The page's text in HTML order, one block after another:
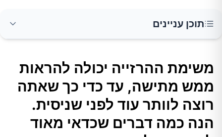
תוכן עניינים
כדי כך שאתה רוצה לוותר עוד לפני שניסית. הנה
כמה דברים שכדאי מאוד לזכור כדי להשאר עם
מוטיבציה בתהליך ההרזיה המשמעותי שלך.
זכרו, זה לוקח זמן
משימת ההרזייה יכולה להראות
ממש מתישה, עד כדי כך שאתה
רוצה לוותר עוד לפני שניסית.
הנה כמה דברים שכדאי מאוד